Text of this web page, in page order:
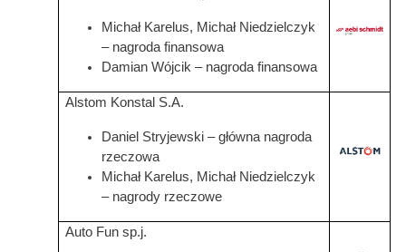
Michał Karelus, Michał Niedzielczyk
– nagroda finansowa
Damian Wójcik – nagroda finansowa
Grafika
Alstom Konstal S.A.
Daniel Stryjewski – główna nagroda
rzeczowa
Michał Karelus, Michał Niedzielczyk
– nagrody rzeczowe
Grafika
Auto Fun sp.j.